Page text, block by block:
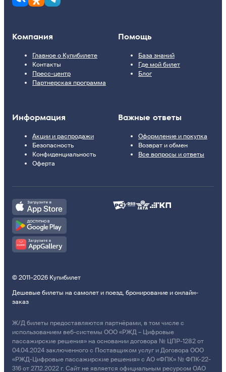
Компания
Главное о Купибилете
Контакты
Пресс-центр
Партнерская программа
Помощь
База знаний
Где мой билет
Блог
Информация
Акции и распродажи
Безопасность
Конфиденциальность
Оферта
Важные ответы
Оформление и покупка
Возврат и обмен
Все вопросы и ответы
© 2011–2026 Купибилет
Дешевые билеты на самолет и поезд, бронирование и онлайн-
заказ
Ж/Д билеты предоставляются партнёрами, в том числе с
использованием веб-системы ООО «РЖД – Цифровые
пассажирские решения» на основании договора № ЦПР-1282 от
04.04.2024 заключенного с Поставщиком услуг и Договора ООО
«РЖД-Цифровые пассажирские решения» с АО «ФПК» № ФПК-22-
316 от 27.12.2022 г. Сайт не является официальным ресурсом ОАО